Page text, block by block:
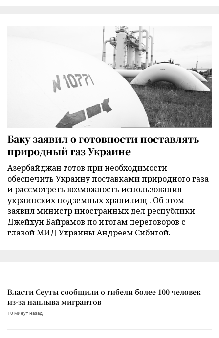
Баку заявил о готовности поставлять
природный газ Украине
Азербайджан готов при необходимости
обеспечить Украину поставками природного газа
и рассмотреть возможность использования
украинских подземных хранилищ . Об этом
заявил министр иностранных дел республики
Джейхун Байрамов по итогам переговоров с
главой МИД Украины Андреем Сибигой.
Власти Сеуты сообщили о гибели более 100 человек
из-за наплыва мигрантов
10 минут назад